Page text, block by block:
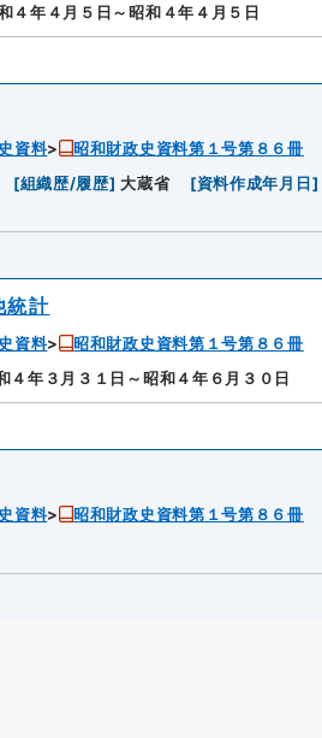
４年４月５日～昭和４年４月５日
資料
昭和財政史資料第１号第８６冊
[組織歴/履歴] 大蔵省 [資料作成年月日]
統計
資料
昭和財政史資料第１号第８６冊
４年３月３１日～昭和４年６月３０日
資料
昭和財政史資料第１号第８６冊